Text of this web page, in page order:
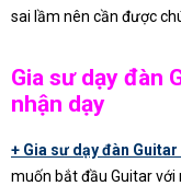
sai lầm nên cần được
Gia sư dạy đàn
nhận dạy
+ Gia sư dạy đàn Guitar
muốn bắt đầu Guitar